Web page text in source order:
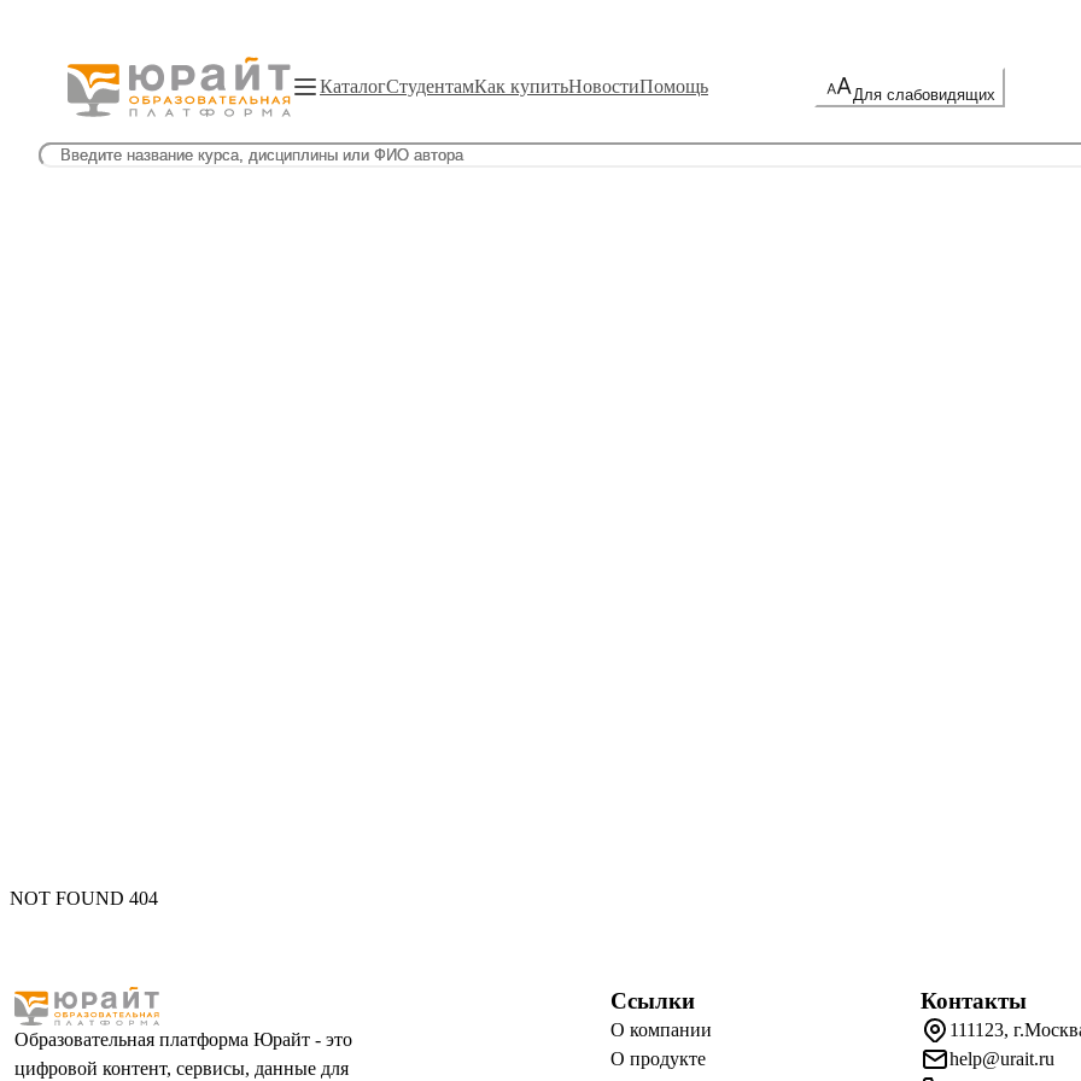
КаталогСтудентамКак купитьНовостиПомощь Для слабовидящих
NOT FOUND 404
Образовательная платформа Юрайт - это
цифровой контент, сервисы, данные для
Ссылки
О компании
О продукте
Контакты
111123,
help@urait.ru